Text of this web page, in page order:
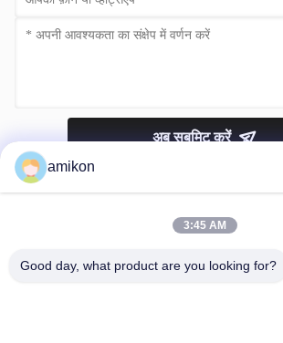
अब सबमिट करें
amikon
3:45 AM
Good day, what product are you looking for?